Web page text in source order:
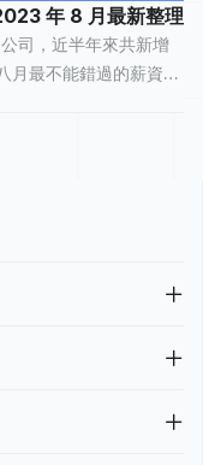
年 8 月最新整理
司，近半年來共新增
汽車及其零件製造業